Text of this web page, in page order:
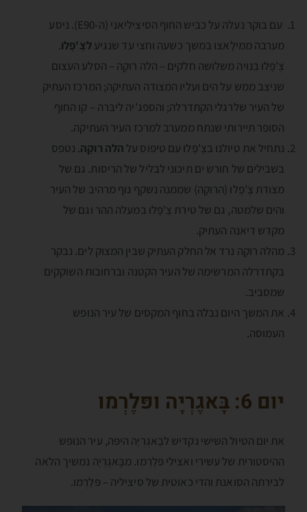
עם בוקר נעלה על כביש החוף הסיציליאני (ה-E90). ניסע
מערבה ממילָאצו במשך כשעה וחצי עד שנגיעלצֶ'פָלוּ.
צֶ'פָלוּ בנויה משלושה חלקים – הלה רוקָה – הסלע העצום
שניצב ממש על הים ועליו המצודה העתיקה; המרכז העתיק
של העיר שלרגלי הקתדרלה; והספג'יה ליבּרה – קו החוף
הסופר תיירותי שנתח ממערב למרכז העיר העתיקה.
נתחיל את טיולנו בצֶ'פָלוּ עם טיפוס על הלה רוקָה. נטפס
בשבילים של חורש ים תיכוני לבליל של הריסות. גם של
מצודת צֶ'פָלוּ (הרוקָה) שממנה נשקף נוף מרהיב של העיר
והים שלמטה, גם של טירת צֶ'פָלוּ במעלה ההר וגם של
מקדש דיאנה העתיק.
מהלה רוקָה נרד אל החלק העתיק שבין המצוק לים. נבקר
בקתדרלה המרשימה של העיר הקטנה וברחובות השוקקים
שמסביב.
את המשך היום נבלה בחוף המקסים של עיר הנופש
העמוסה.
יום 6: בָּאגֶרְיָה ופּלֶרְמו
את יום הטיול השישי נקדיש לבָּאגֶרְיָה היפה, עיר הנופש
ההיסטורית של עשירי ואצילי פּלֶרְמו. מבָּאגֶרְיָה נמשיך הלאה
לבירתה הסואנת והדי כאוטית של סיציליה – פּלֶרְמו.